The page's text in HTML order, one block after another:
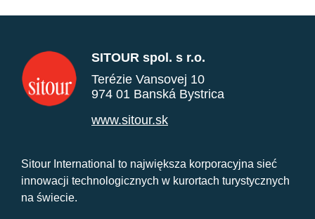
SITOUR spol. s r.o.
Terézie Vansovej 10
974 01 Banská Bystrica
www.sitour.sk
Sitour International to największa korporacyjna sieć
innowacji technologicznych w kurortach turystycznych
na świecie.